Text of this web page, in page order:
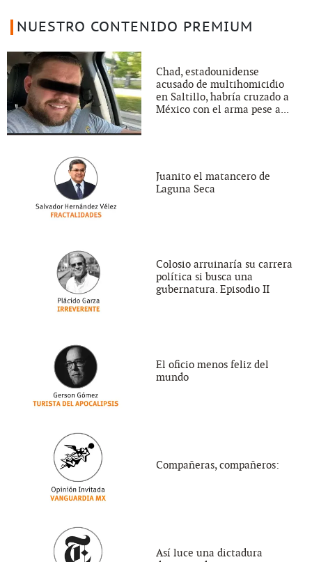
NUESTRO CONTENIDO PREMIUM
Chad, estadounidense
acusado de multihomicidio
en Saltillo, habría cruzado a
México con el arma pese a...
Juanito el matancero de
Laguna Seca
Colosio arruinaría su carrera
política si busca una
gubernatura. Episodio II
El oficio menos feliz del
mundo
Compañeras, compañeros:
Así luce una dictadura